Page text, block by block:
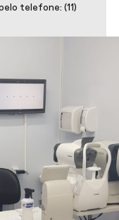
telefone: (11)